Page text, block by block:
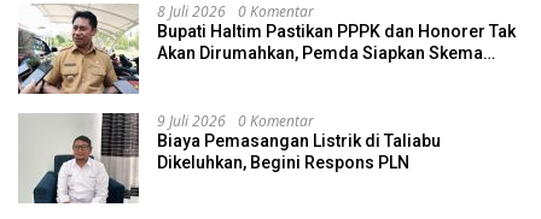
8 Juli 2026 0 Komentar
Bupati Haltim Pastikan PPPK dan Honorer Tak
Akan Dirumahkan, Pemda Siapkan Skema
9 Juli 2026 0 Komentar
Biaya Pemasangan Listrik di Taliabu
Dikeluhkan, Begini Respons PLN